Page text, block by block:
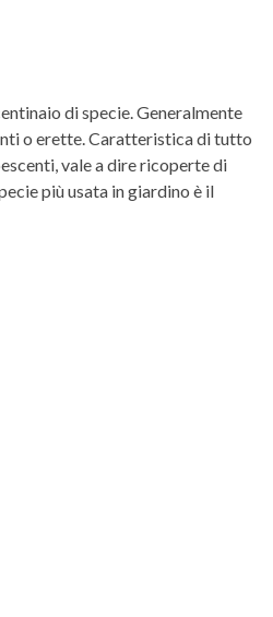
di specie. Generalmente
o erette. Caratteristica di tutto
vale a dire ricoperte di
più usata in giardino è il